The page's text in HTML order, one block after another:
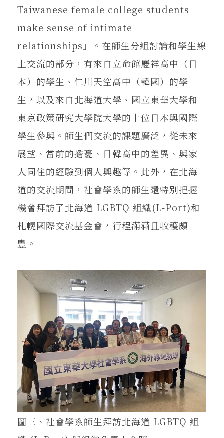
Taiwanese female college students
make sense of intimate
relationships」。在師生分組討論和學生線
上交流的部分，有來自立命館慶祥高中（日
本）的學生、仁川天空高中（韓國）的學
生，以及來自北海道大學、國立東華大學和
東京政策研究大學院大學的十位日本與國際
學生參與。師生們交流的課題廣泛，從未來
展望、當前的擔憂、日韓高中的差異、與家
人同住的經驗到個人興趣等。此外，在北海
道的交流期間，社會學系的師生還特別把握
機會拜訪了北海道 LGBTQ 組織(L-Port)和
札幌國際交流基金會，行程滿滿且收穫頗
豐。
圖三、社會學系師生拜訪北海道 LGBTQ 組